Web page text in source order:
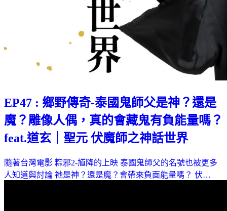
EP47 : 鄉野傳奇-泰國鬼師父是神？還是
魔？雕像人偶，真的會藏鬼有負能量嗎？
feat.道玄｜聖元 伏魔師之神話世界
隨著台灣電影 粽邪2-馗降的上映 泰國鬼師父的名號也被更多
人知道與討論 祂是神？還是魔？會帶來負面能量嗎？ 伏…